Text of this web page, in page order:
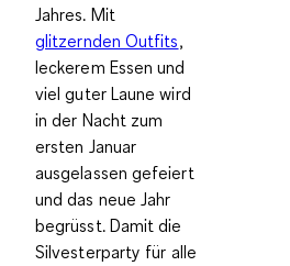
Jahres. Mit
glitzernden Outfits,
leckerem Essen und
viel guter Laune wird
in der Nacht zum
ersten Januar
ausgelassen gefeiert
und das neue Jahr
begrüsst. Damit die
Silvesterparty für alle